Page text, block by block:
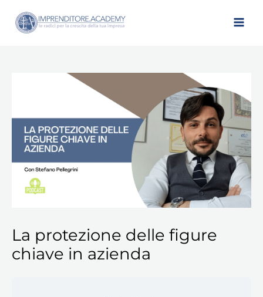
contenuto
La protezione delle figure
chiave in azienda